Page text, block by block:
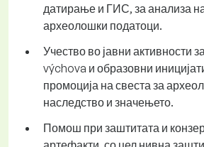
датирање и ГИС, за анализа
археолошки податоци.
Учество во јавни активности
výchova и образовни
промоција на свеста за
наследство и значењето.
Помош при заштитата и